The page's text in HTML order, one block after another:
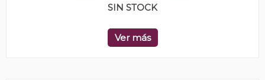
SIN STOCK
Ver más